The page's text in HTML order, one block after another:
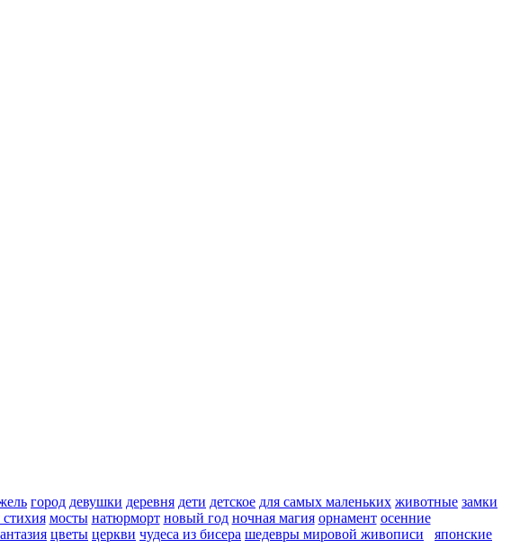
город девушки деревня дети детское для самых маленьких животные замки
стихия мосты натюрморт новый год ночная магия орнамент осенние
цветы церкви чудеса из бисера шедевры мировой живописи
японские